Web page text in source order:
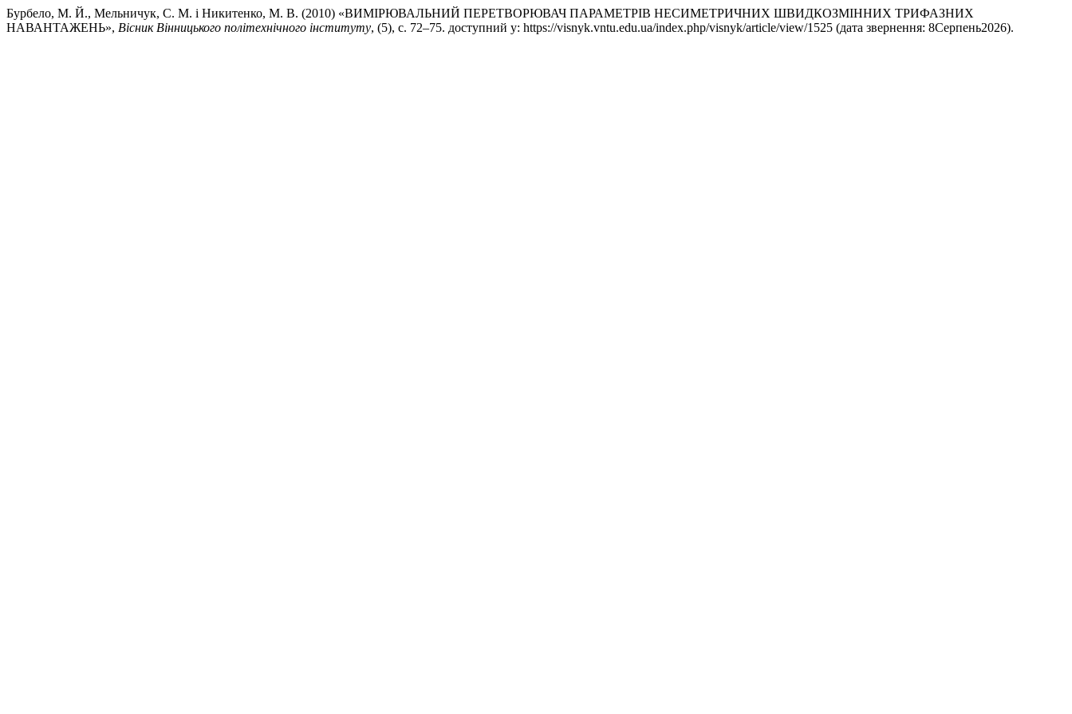
Бурбело, М. Й., Мельничук, С. М. і Никитенко, М. В. (2010) «ВИМІРЮВАЛЬНИЙ ПЕРЕТВОРЮВАЧ ПАРАМЕТРІВ НЕСИМЕТРИЧНИХ ШВИДКОЗМІННИХ ТРИФАЗНИХ
НАВАНТАЖЕНЬ», Вісник Вінницького політехнічного інституту, (5), с. 72–75. доступний у: https://visnyk.vntu.edu.ua/index.php/visnyk/article/view/1525 (дата звернення: 8Серпень2026).